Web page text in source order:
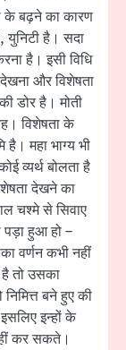
बढ़ने का कारण
युनिटी है। सदा
है। इसी विधि
और विशेषता
डोर है। मोती
विशेषता के
है। महा भाग्य भी
व्यर्थ बोलता है
देखने का
चश्मे से सिवाए
हुआ हो –
वर्णन कभी नहीं
तो उसका
बने हुए की
इन्हों के
कर सकते।